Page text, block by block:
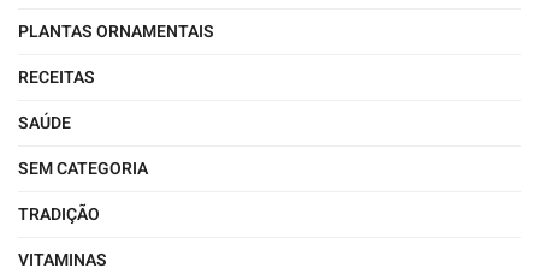
PLANTAS ORNAMENTAIS
RECEITAS
SAÚDE
SEM CATEGORIA
TRADIÇÃO
VITAMINAS